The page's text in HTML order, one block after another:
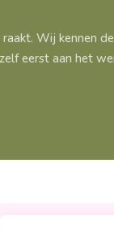
Wij kennen
eerst aan het